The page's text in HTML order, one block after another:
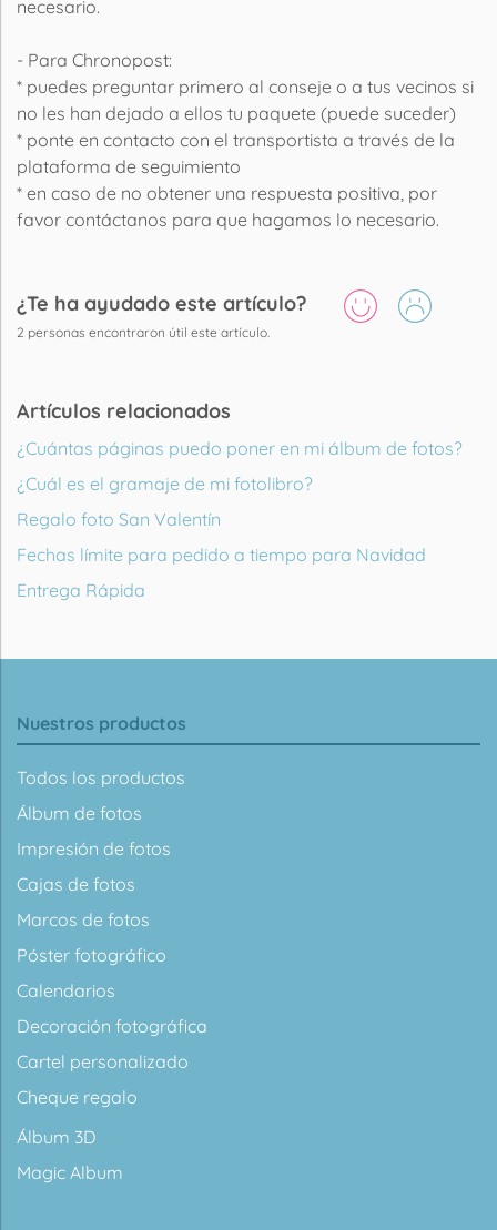
necesario.
- Para Chronopost:
* puedes preguntar primero al conseje o a tus vecinos si
no les han dejado a ellos tu paquete (puede suceder)
* ponte en contacto con el transportista a través de la
plataforma de seguimiento
* en caso de no obtener una respuesta positiva, por
favor contáctanos para que hagamos lo necesario.
¿Te ha ayudado este artículo?
2 personas encontraron útil este artículo.
Artículos relacionados
¿Cuántas páginas puedo poner en mi álbum de fotos?
¿Cuál es el gramaje de mi fotolibro?
Regalo foto San Valentín
Fechas límite para pedido a tiempo para Navidad
Entrega Rápida
Nuestros productos
Todos los productos
Álbum de fotos
Impresión de fotos
Cajas de fotos
Marcos de fotos
Póster fotográfico
Calendarios
Decoración fotográfica
Cartel personalizado
Cheque regalo
Álbum 3D
Magic Album